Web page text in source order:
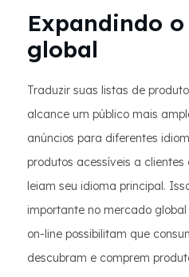
Expandindo
global
Traduzir suas listas de
alcance um público mais
anúncios para diferentes
produtos acessíveis a
leiam seu idioma principal.
importante no mercado
on-line possibilitam que
descubram e comprem